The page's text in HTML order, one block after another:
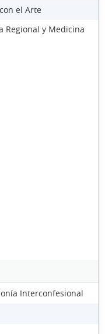
el Arte
Regional y Medicina
Interconfesional